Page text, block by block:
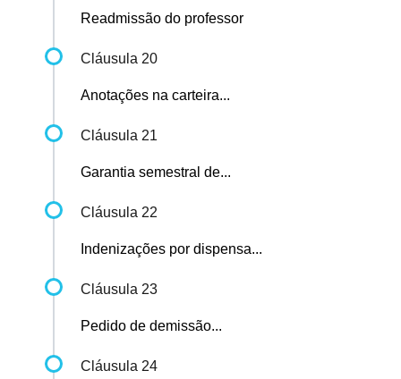
Readmissão do professor
Cláusula 20
Anotações na carteira...
Cláusula 21
Garantia semestral de...
Cláusula 22
Indenizações por dispensa...
Cláusula 23
Pedido de demissão...
Cláusula 24